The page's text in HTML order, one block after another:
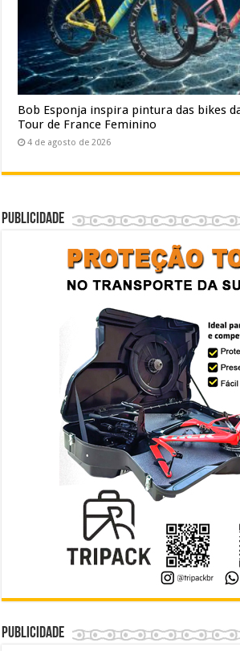
Bob Esponja inspira pintura das bikes
Tour de France Feminino
4 de agosto de 2026
Publicidade
Publicidade